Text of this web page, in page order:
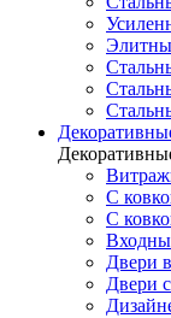
С
С
Двери
Двери